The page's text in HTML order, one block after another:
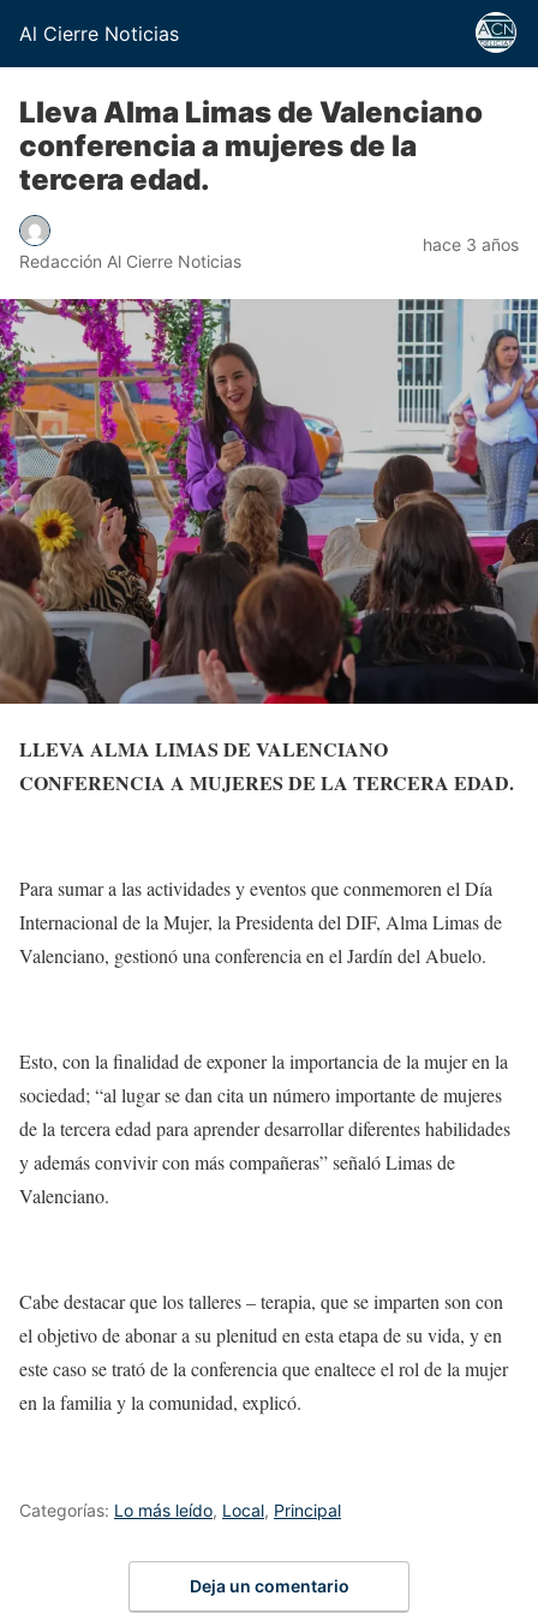
Al Cierre Noticias
Lleva Alma Limas de Valenciano
conferencia a mujeres de la
tercera edad.
Redacción Al Cierre Noticias
hace 3 años
LLEVA ALMA LIMAS DE VALENCIANO
CONFERENCIA A MUJERES DE LA TERCERA EDAD.
Para sumar a las actividades y eventos que conmemoren el Día
Internacional de la Mujer, la Presidenta del DIF, Alma Limas de
Valenciano, gestionó una conferencia en el Jardín del Abuelo.
Esto, con la finalidad de exponer la importancia de la mujer en la
sociedad; “al lugar se dan cita un número importante de mujeres
de la tercera edad para aprender desarrollar diferentes habilidades
y además convivir con más compañeras” señaló Limas de
Valenciano.
Cabe destacar que los talleres – terapia, que se imparten son con
el objetivo de abonar a su plenitud en esta etapa de su vida, y en
este caso se trató de la conferencia que enaltece el rol de la mujer
en la familia y la comunidad, explicó.
Categorías: Lo más leído, Local, Principal
Deja un comentario